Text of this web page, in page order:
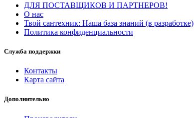
ДЛЯ ПОСТАВЩИКОВ И ПАРТНЕРОВ!
О нас
Твой сантехник: Наша база знаний (в разработке)
Политика конфиденциальности
Служба поддержки
Контакты
Карта сайта
Дополнительно